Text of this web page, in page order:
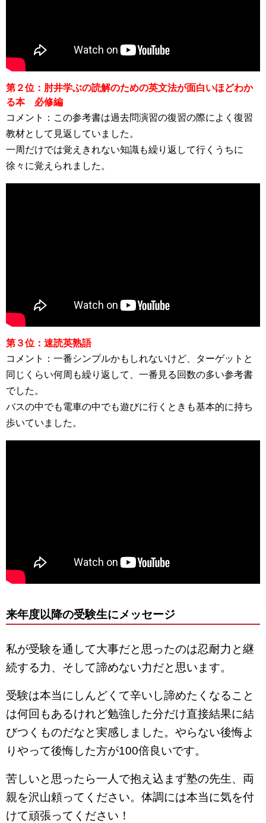
第２位：肘井学ぶの読解のための英文法が面白いほどわか
る本 必修編
コメント：この参考書は過去問演習の復習の際によく復習
教材として見返していました。
一周だけでは覚えきれない知識も繰り返して行くうちに
徐々に覚えられました。
第３位：速読英熟語
コメント：一番シンプルかもしれないけど、ターゲットと
同じくらい何周も繰り返して、一番見る回数の多い参考書
でした。
バスの中でも電車の中でも遊びに行くときも基本的に持ち
歩いていました。
来年度以降の受験生にメッセージ
私が受験を通して大事だと思ったのは忍耐力と継
続する力、そして諦めない力だと思います。
受験は本当にしんどくて辛いし諦めたくなること
は何回もあるけれど勉強した分だけ直接結果に結
びつくものだなと実感しました。やらない後悔よ
りやって後悔した方が100倍良いです。
苦しいと思ったら一人で抱え込まず塾の先生、両
親を沢山頼ってください。体調には本当に気を付
けて頑張ってください！